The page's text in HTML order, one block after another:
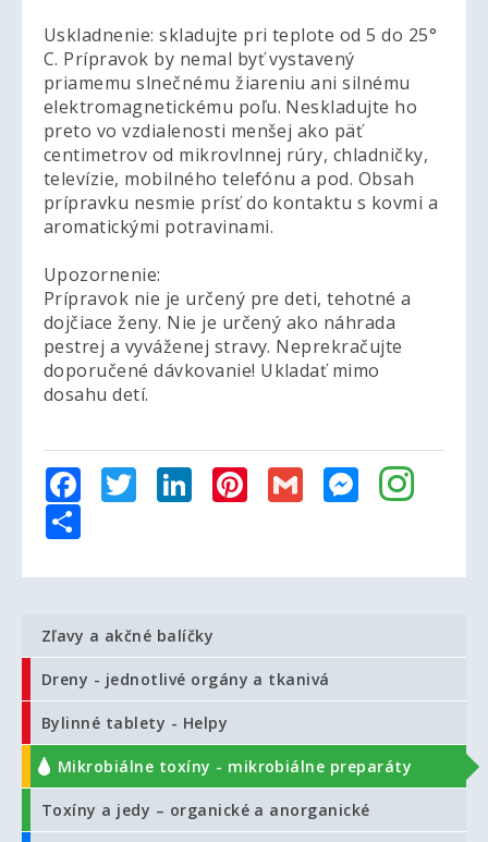
Uskladnenie: skladujte pri teplote od 5 do 25°
C. Prípravok by nemal byť vystavený
priamemu slnečnému žiareniu ani silnému
elektromagnetickému poľu. Neskladujte ho
preto vo vzdialenosti menšej ako päť
centimetrov od mikrovlnnej rúry, chladničky,
televízie, mobilného telefónu a pod. Obsah
prípravku nesmie prísť do kontaktu s kovmi a
aromatickými potravinami.
Upozornenie:
Prípravok nie je určený pre deti, tehotné a
dojčiace ženy. Nie je určený ako náhrada
pestrej a vyváženej stravy. Neprekračujte
doporučené dávkovanie! Ukladať mimo
dosahu detí.
FacebookTwitterLinkedInPinterest
Gmail Messenger
Zľavy a akčné balíčky
Dreny - jednotlivé orgány a tkanivá
Bylinné tablety - Helpy
Mikrobiálne toxíny - mikrobiálne preparáty
Toxíny a jedy – organické a anorganické